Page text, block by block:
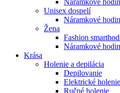
Unisex dospelí
Náramkové
Žena
Fashion
Náramkové
Krása
Holenie a depilácia
Depilovanie
Elektrické holenie
Ručné holenie